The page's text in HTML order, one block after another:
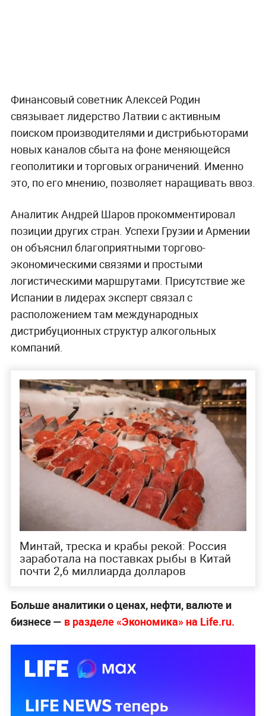
Финансовый советник Алексей Родин
связывает лидерство Латвии с активным
поиском производителями и дистрибьюторами
новых каналов сбыта на фоне меняющейся
геополитики и торговых ограничений. Именно
это, по его мнению, позволяет наращивать ввоз.
Аналитик Андрей Шаров прокомментировал
позиции других стран. Успехи Грузии и Армении
он объяснил благоприятными торгово-
экономическими связями и простыми
логистическими маршрутами. Присутствие же
Испании в лидерах эксперт связал с
расположением там международных
дистрибуционных структур алкогольных
компаний.
Минтай, треска и крабы рекой: Россия
заработала на поставках рыбы в Китай
почти 2,6 миллиарда долларов
Больше аналитики о ценах, нефти, валюте и
бизнесе — в разделе «Экономика» на Life.ru.